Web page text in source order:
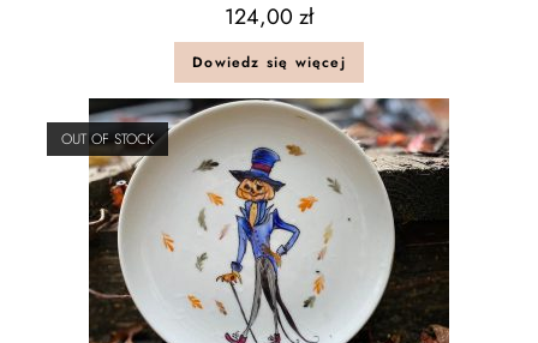
124,00 zł
Dowiedz się więcej
OUT OF STOCK